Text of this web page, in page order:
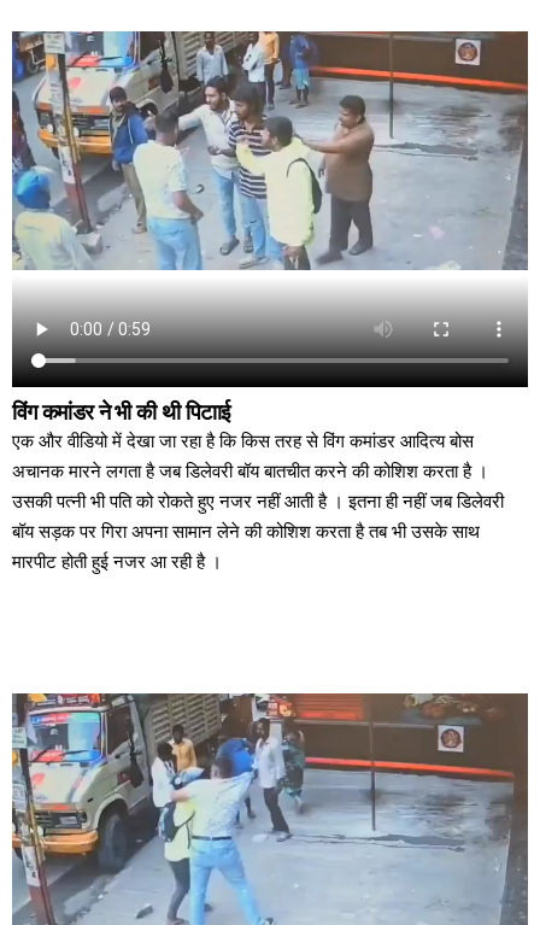
विंग कमांडर ने भी की थी पिटााई
एक और वीडियो में देखा जा रहा है कि किस तरह से विंग कमांडर आदित्य बोस
अचानक मारने लगता है जब डिलेवरी बॉय बातचीत करने की कोशिश करता है ।
उसकी पत्नी भी पति को रोकते हुए नजर नहीं आती है । इतना ही नहीं जब डिलेवरी
बॉय सड़क पर गिरा अपना सामान लेने की कोशिश करता है तब भी उसके साथ
मारपीट होती हुई नजर आ रही है ।